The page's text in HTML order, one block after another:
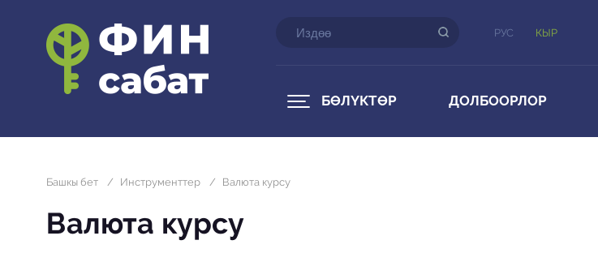
РУС КЫР
БӨЛҮКТӨР ДОЛБООРЛОР
Башкы бет / Инструменттер / Валюта курсу
Валюта курсу